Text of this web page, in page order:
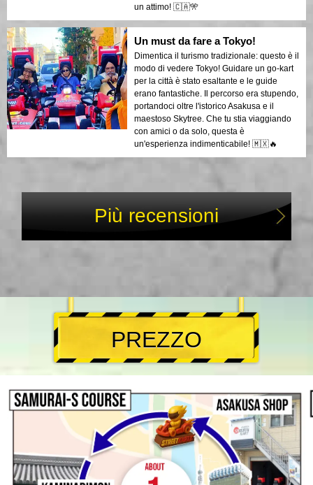
un attimo! 🇨🇦🎌
Un must da fare a Tokyo!
Dimentica il turismo tradizionale: questo è il
modo di vedere Tokyo! Guidare un go-kart
per la città è stato esaltante e le guide
erano fantastiche. Il percorso era stupendo,
portandoci oltre l'istorico Asakusa e il
maestoso Skytree. Che tu stia viaggiando
con amici o da solo, questa è
un'esperienza indimenticabile! 🇲🇽🔥
Più recensioni
PREZZO